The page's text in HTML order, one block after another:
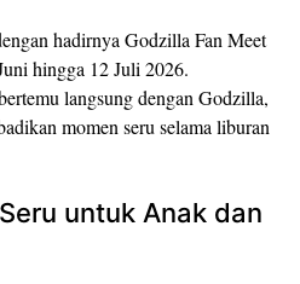
hadirnya Godzilla Fan Meet
hingga 12 Juli 2026.
langsung dengan Godzilla,
momen seru selama liburan
untuk Anak dan